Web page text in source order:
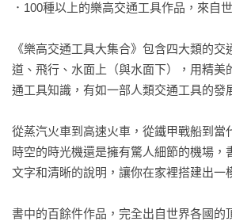
．100種以上的樂高交通工具作品，來自
《樂高交通工具大集合》包含四大類的交
道、飛行、水面上（與水面下），用精美
通工具知識，有如一部人類交通工具的發
從蒸汽火車到高速火車，從鐵甲戰船到當
時空的時光機還是擁有驚人細節的機場，
文字和清晰的說明，讓你在家裡搭建出一
書中的百餘件作品，完全出自世界各國的